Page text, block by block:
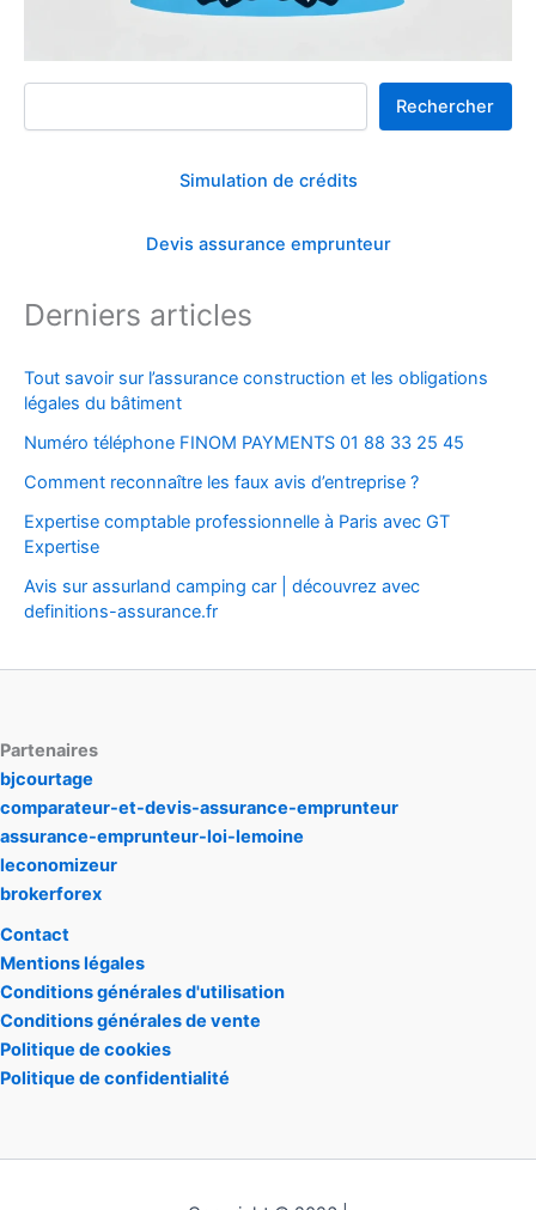
Rechercher
Rechercher
Simulation de crédits
Devis assurance emprunteur
Derniers articles
Tout savoir sur l’assurance construction et les obligations
légales du bâtiment
Numéro téléphone FINOM PAYMENTS 01 88 33 25 45
Comment reconnaître les faux avis d’entreprise ?
Expertise comptable professionnelle à Paris avec GT
Expertise
Avis sur assurland camping car | découvrez avec
definitions-assurance.fr
Partenaires
bjcourtage
comparateur-et-devis-assurance-emprunteur
assurance-emprunteur-loi-lemoine
leconomizeur
brokerforex
Contact
Mentions légales
Conditions générales d'utilisation
Conditions générales de vente
Politique de cookies
Politique de confidentialité